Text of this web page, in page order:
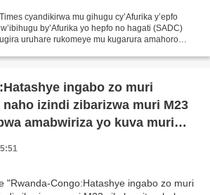
cyandikirwa mu gihugu cy’Afurika y’epfo
by’Afurika yo hepfo no hagati (SADC)
uruhare rukomeye mu kugarura amahoro
ingabo zo muri
izindi zibarizwa muri M23
amabwiriza yo kuva muri